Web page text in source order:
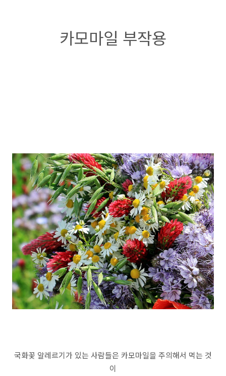
카모마일 부작용
국화꽃 알레르기가 있는 사람들은 카모마일을 주의해서 먹는 것
이